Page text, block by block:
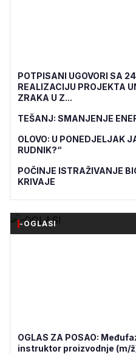
POTPISANI UGOVORI SA
REALIZACIJU PROJEKTA
ZRAKA U Z...
TEŠANJ: SMANJENJE
OLOVO: U PONEDJELJAK
RUDNIK?“
POČINJE ISTRAŽIVANJE
KRIVAJE
-OGLASI
OGLAS ZA POSAO:
instruktor proizvodnje (m/